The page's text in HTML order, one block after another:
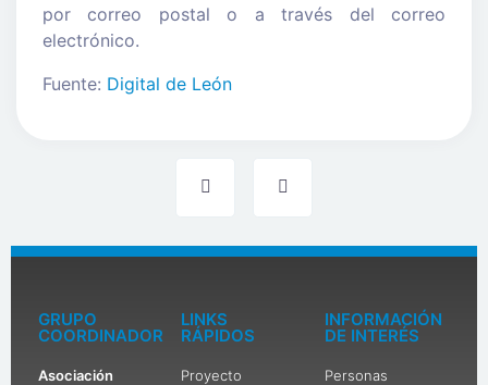
por correo postal o a través del correo
electrónico.
Fuente: Digital de León
GRUPO
COORDINADOR
Asociación
LINKS
RÁPIDOS
Proyecto
INFORMACIÓN
DE INTERÉS
Personas